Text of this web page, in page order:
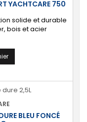
YACHTCARE 750
solide et durable
bois et acier
[Résistant]
salissures qui
une saison
BLEU FONCÉ